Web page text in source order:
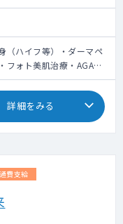
（ハイフ等）・ダーマペ
フォト美肌治療・AGA治
によるやけど等の診察
詳細をみる
費支給